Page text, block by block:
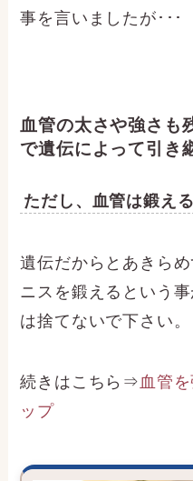
事を言いましたが･･･
血管の太さや強さも
で遺伝によって引き
ただし、血管は鍛え
遺伝だからとあきら
ニスを鍛えるという
は捨てないで下さい。
続きはこちら⇒ 血管
ップ